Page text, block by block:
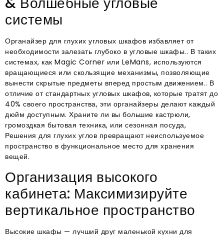
системы
Органайзер для глухих угловых шкафов избавляет от
необходимости залезать глубоко в угловые шкафы.. В таких
системах, как Magic Corner или LeMans, используются
вращающиеся или скользящие механизмы, позволяющие
вынести скрытые предметы вперед простым движением.. В
отличие от стандартных угловых шкафов, которые тратят до
40% своего пространства, эти органайзеры делают каждый
дюйм доступным. Храните ли вы большие кастрюли,
громоздкая бытовая техника, или сезонная посуда,
Решения для глухих углов превращают неиспользуемое
пространство в функциональное место для хранения
вещей.
Организация высокого
кабинета: Максимизируйте
вертикальное пространство
Высокие шкафы — лучший друг маленькой кухни для